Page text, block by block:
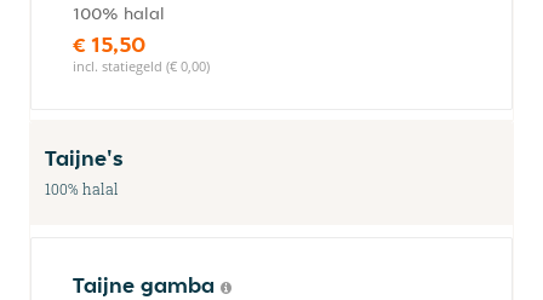
100% halal
€ 15,50
incl. statiegeld (€ 0,00)
Taijne's
100% halal
Taijne gamba